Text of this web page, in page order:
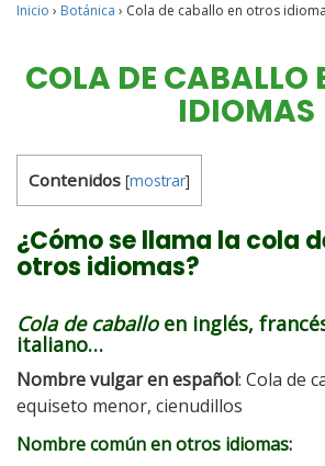
Inicio › Botánica › Cola de caballo en otros
COLA DE CABALLO
IDIOMAS
Contenidos [mostrar]
¿Cómo se llama la cola
otros idiomas?
Cola de caballoen inglés,
italiano…
Nombre vulgar en español: Cola de
equiseto menor, cienudillos
Nombre común en otros idiomas: